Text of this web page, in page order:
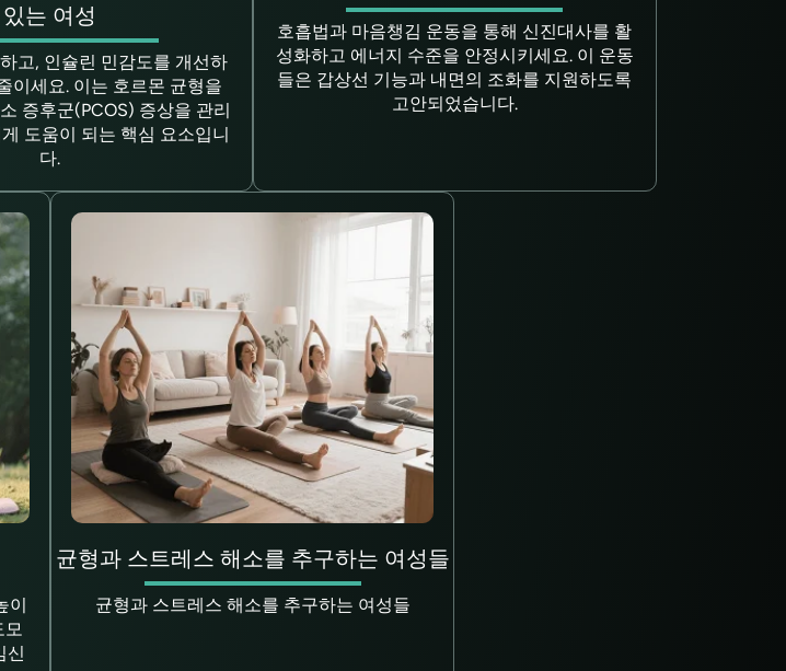
있는 여성
고, 인슐린 민감도를 개선하
이세요. 이는 호르몬 균형을
증후군(PCOS) 증상을 관리
도움이 되는 핵심 요소입니
다.
호흡법과 마음챙김 운동을 통해 신진대사를 활
성화하고 에너지 수준을 안정시키세요. 이 운동
들은 갑상선 기능과 내면의 조화를 지원하도록
고안되었습니다.
이
신
균형과 스트레스 해소를 추구하는 여성들
균형과 스트레스 해소를 추구하는 여성들